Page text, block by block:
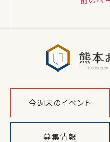
今週末のイベント
募集情報